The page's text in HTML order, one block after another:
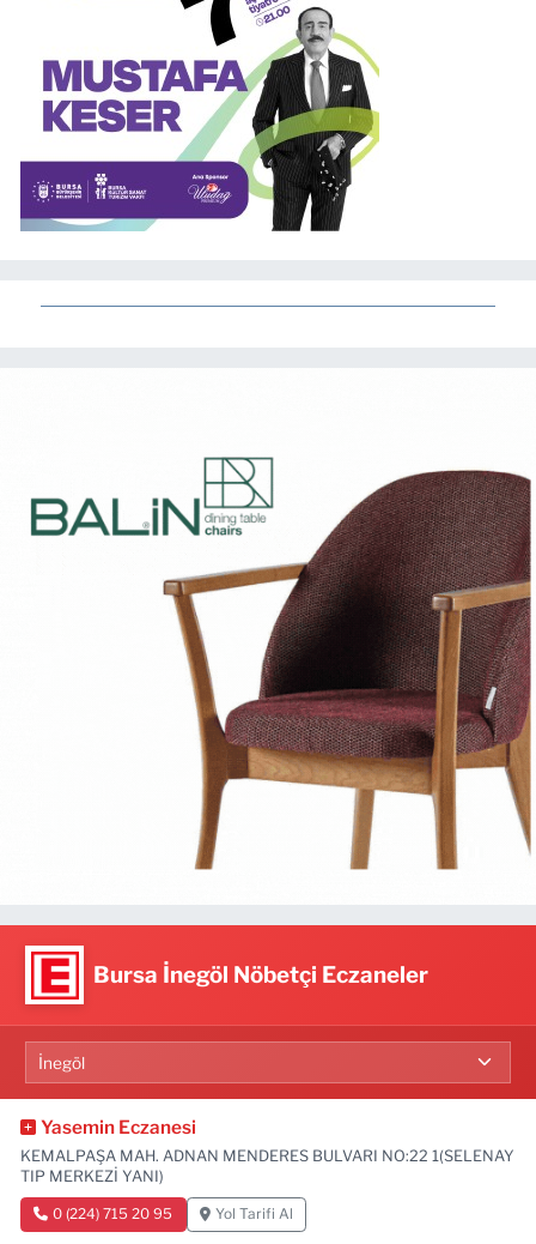
Bursa İnegöl Nöbetçi Eczaneler
Yasemin Eczanesi
KEMALPAŞA MAH. ADNAN MENDERES BULVARI NO:22 1(SELENAY
TIP MERKEZİ YANI)
0 (224) 715 20 95 Yol Tarifi Al